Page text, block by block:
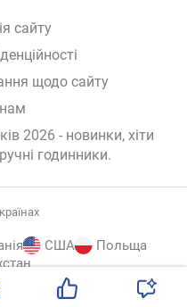
сайту
щодо сайту
2026 - новинки, хіти
годинники.
США
Польща